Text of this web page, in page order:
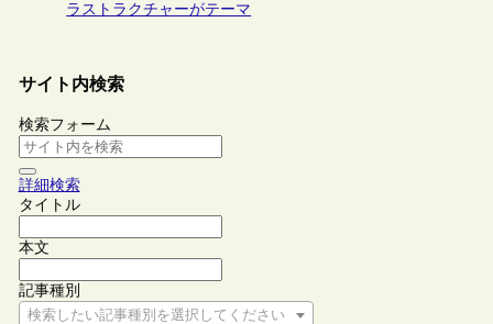
ラストラクチャーがテーマ
サイト内検索
検索フォーム
詳細検索
タイトル
本文
記事種別
検索したい記事種別を選択してください